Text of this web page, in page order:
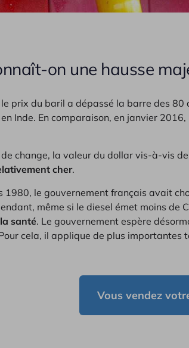
on une hausse
prix du baril a dépassé la barre des
Inde. En comparaison, en janvier
change, la valeur du dollar vis-à-vis
cher.
1980, le gouvernement français avait
même si le diesel émet moins de
santé. Le gouvernement espère
cela, il applique de plus importantes
Vous vendez